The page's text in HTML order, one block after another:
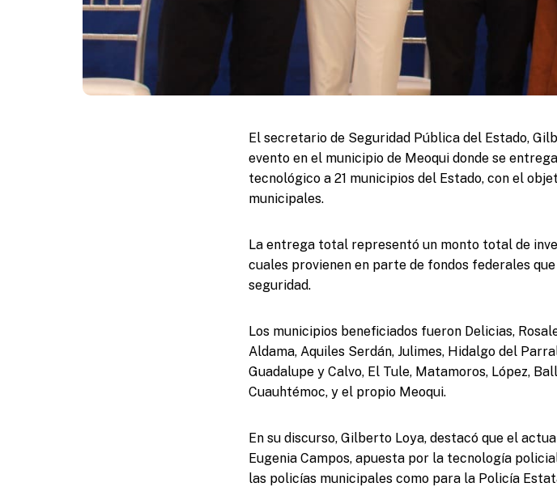
El secretario de Seguridad Pública del Estado,
evento en el municipio de Meoqui donde se
tecnológico a 21 municipios del Estado, con el
municipales.
La entrega total representó un monto total de
cuales provienen en parte de fondos federales
seguridad.
Los municipios beneficiados fueron Delicias,
Aldama, Aquiles Serdán, Julimes, Hidalgo del
Guadalupe y Calvo, El Tule, Matamoros, López,
Cuauhtémoc, y el propio Meoqui.
En su discurso, Gilberto Loya, destacó que el
Eugenia Campos, apuesta por la tecnología
las policías municipales como para la Policía